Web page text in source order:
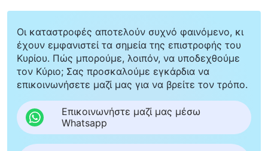
Οι καταστροφές αποτελούν συχνό φαινόμενο, κι
έχουν εμφανιστεί τα σημεία της επιστροφής του
Κυρίου. Πώς μπορούμε, λοιπόν, να υποδεχθούμε
τον Κύριο; Σας προσκαλούμε εγκάρδια να
επικοινωνήσετε μαζί μας για να βρείτε τον τρόπο.
Επικοινωνήστε μαζί μας μέσω
Whatsapp